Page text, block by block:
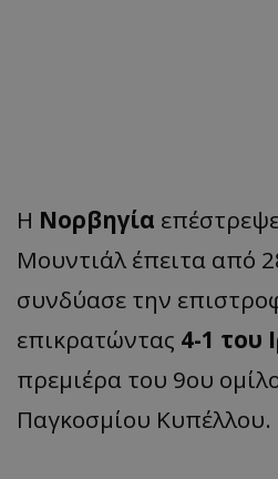
Η Νορβηγία
Μουντιάλ έπειτα από
συνδύασε την
επικρατώντας 4-1 του
πρεμιέρα του 9ου
Παγκοσμίου Κυπέλλου.